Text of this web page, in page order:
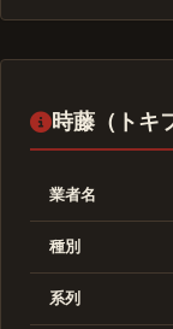
時藤（トキ
業者名
種別
系列